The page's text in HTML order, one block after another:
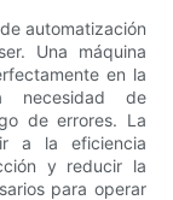
automatización
Una máquina
en la
necesidad de
de errores. La
a la eficiencia
y reducir la
para operar